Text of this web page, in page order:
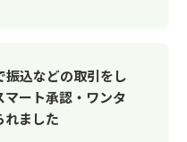
込などの取引をし
ート承認・ワンタ
れました